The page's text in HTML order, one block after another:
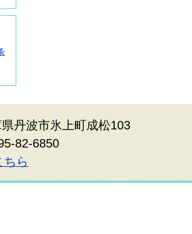
丹波市氷上町成松103
82-6850
ちら